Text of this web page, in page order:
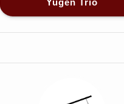
Yugen Trio